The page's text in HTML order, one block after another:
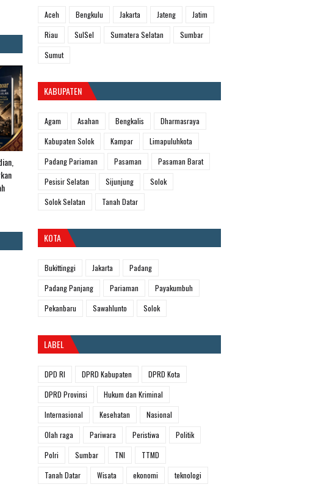
Aceh Bengkulu Jakarta Jateng
Jatim
Riau
SulSel Sumatera Selatan
Sumbar
Sumut
KABUPATEN
Agam Asahan Bengkalis
Dharmasraya
Kabupaten Solok
Kampar
Limapuluhkota
Padang Pariaman
Pasaman
Pasaman Barat
Pesisir Selatan
Sijunjung
Solok
Solok Selatan
Tanah Datar
KOTA
Bukittinggi Jakarta
Padang
Padang Panjang
Pariaman
Payakumbuh
Pekanbaru
Sawahlunto Solok
LABEL
DPD RI DPRD Kabupaten
DPRD Kota
DPRD Provinsi
Hukum dan Kriminal
Internasional
Kesehatan
Nasional
Olah raga
Pariwara Peristiwa
Politik
Polri
Sumbar TNI
TTMD
Tanah Datar
Wisata ekonomi teknologi